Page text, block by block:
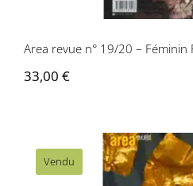
Area revue n° 19/20 – Féminin
33,00 €
Vendu